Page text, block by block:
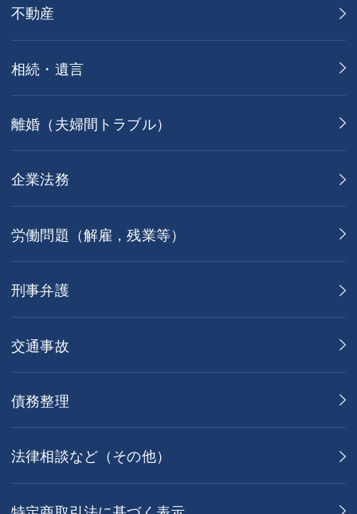
不動産
相続・遺言
離婚（夫婦間トラブル）
企業法務
労働問題（解雇，残業等）
刑事弁護
交通事故
債務整理
法律相談など（その他）